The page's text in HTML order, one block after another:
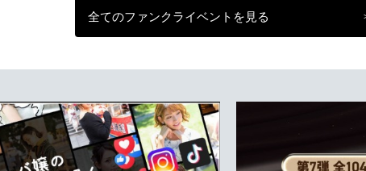
全てのファンクライベントを見る